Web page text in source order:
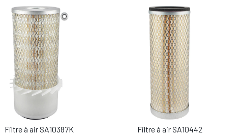
Filtre à air SA10387K Filtre à air SA10442
AJOUTER AU PANIER AJOUTER AU PANIER